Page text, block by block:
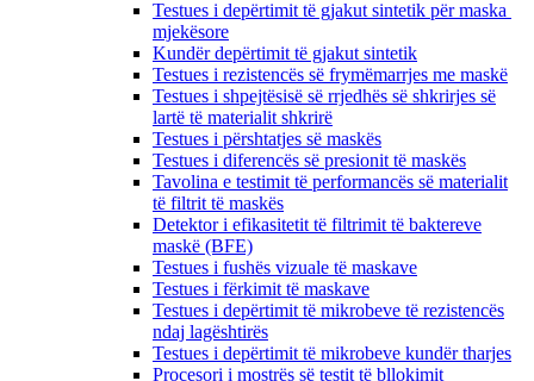
Testues i depërtimit të gjakut sintetik për maska ​​
mjekësore
Kundër depërtimit të gjakut sintetik
Testues i rezistencës së frymëmarrjes me maskë
Testues i shpejtësisë së rrjedhës së shkrirjes së
lartë të materialit shkrirë
Testues i përshtatjes së maskës
Testues i diferencës së presionit të maskës
Tavolina e testimit të performancës së materialit
të filtrit të maskës
Detektor i efikasitetit të filtrimit të baktereve
maskë (BFE)
Testues i fushës vizuale të maskave
Testues i fërkimit të maskave
Testues i depërtimit të mikrobeve të rezistencës
ndaj lagështirës
Testues i depërtimit të mikrobeve kundër tharjes
Procesori i mostrës së testit të bllokimit